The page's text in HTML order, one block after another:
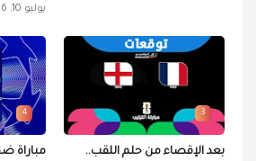
يوليو 10, 2026
3
بعد الإقصاء من حلم اللقب..
4
مباراة